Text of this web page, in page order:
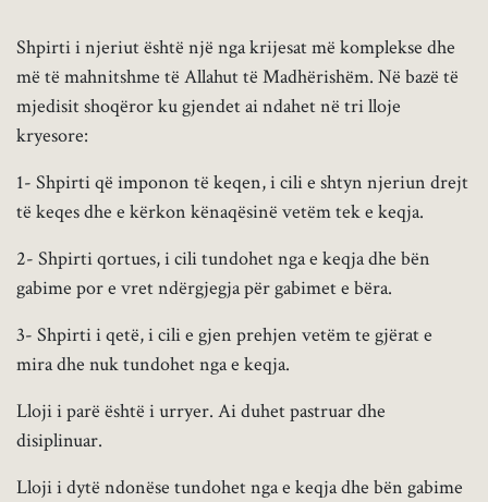
Shpirti i njeriut është një nga krijesat më komplekse dhe
më të mahnitshme të Allahut të Madhërishëm. Në bazë të
mjedisit shoqëror ku gjendet ai ndahet në tri lloje
kryesore:
1- Shpirti që imponon të keqen, i cili e shtyn njeriun drejt
të keqes dhe e kërkon kënaqësinë vetëm tek e keqja.
2- Shpirti qortues, i cili tundohet nga e keqja dhe bën
gabime por e vret ndërgjegja për gabimet e bëra.
3- Shpirti i qetë, i cili e gjen prehjen vetëm te gjërat e
mira dhe nuk tundohet nga e keqja.
Lloji i parë është i urryer. Ai duhet pastruar dhe
disiplinuar.
Lloji i dytë ndonëse tundohet nga e keqja dhe bën gabime